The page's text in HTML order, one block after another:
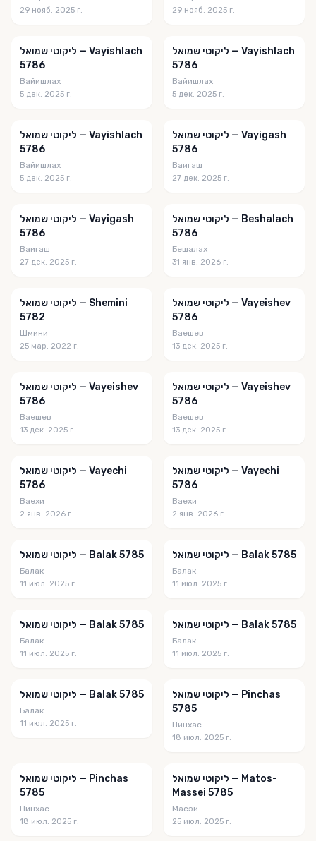
Sichos In English
Steinsaltz Center
Stories of Chassidim
SWEETER THAN HONEY
The Funny Parsha Questions
The Jewish Weekly
The Rashi of the Week
The Way of Emunah
The Weekly Midrash
Torah & Horaah
29 нояб. 2025 г. 29 нояб. 2025 г.
ליקוטי שמואל — Vayishlach
5786
Вайишлах
5 дек. 2025 г.
ליקוטי שמואל — Vayishlach
5786
Вайишлах
5 дек. 2025 г.
ליקוטי שמואל — Vayishlach
5786
Вайишлах
5 дек. 2025 г.
ליקוטי שמואל — Vayigash
5786
Ваигаш
27 дек. 2025 г.
ליקוטי שמואל — Vayigash
5786
Ваигаш
27 дек. 2025 г.
ליקוטי שמואל — Beshalach
5786
Бешалах
31 янв. 2026 г.
ליקוטי שמואל — Shemini
5782
Шмини
25 мар. 2022 г.
ליקוטי שמואל — Vayeishev
5786
Ваешев
13 дек. 2025 г.
ליקוטי שמואל — Vayeishev
5786
Ваешев
13 дек. 2025 г.
ליקוטי שמואל — Vayeishev
5786
Ваешев
13 дек. 2025 г.
ליקוטי שמואל — Vayechi
5786
Ваехи
2 янв. 2026 г.
ליקוטי שמואל — Vayechi
5786
Ваехи
2 янв. 2026 г.
ליקוטי שמואל — Balak 5785
Балак
11 июл. 2025 г.
ליקוטי שמואל — Balak 5785
Балак
11 июл. 2025 г.
ליקוטי שמואל — Balak 5785
Балак
11 июл. 2025 г.
ליקוטי שמואל — Balak 5785
Балак
11 июл. 2025 г.
ליקוטי שמואל — Balak 5785
Балак
11 июл. 2025 г.
ליקוטי שמואל — Pinchas
5785
Пинхас
18 июл. 2025 г.
ליקוטי שמואל — Pinchas
5785
Пинхас
18 июл. 2025 г.
ליקוטי שמואל — Matos-
Massei 5785
Масэй
25 июл. 2025 г.